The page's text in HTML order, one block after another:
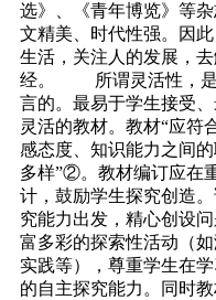
选》、《青年博览》等
文精美、时代性强。因
生活，关注人的发展，
经。 所谓灵活性，是
言的。最易于学生接受
灵活的教材。教材“应符
感态度、知识能力之间
多样”②。教材编订应在
计，鼓励学生探究创造
究能力出发，精心创设
富多彩的探索性活动（
实践等），尊重学生在
的自主探究能力。同时